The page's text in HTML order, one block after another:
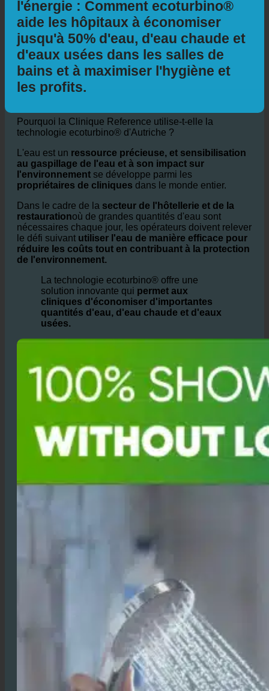
l'énergie : Comment ecoturbino®
aide les hôpitaux à économiser
jusqu'à 50% d'eau, d'eau chaude et
d'eaux usées dans les salles de
bains et à maximiser l'hygiène et
les profits.
Pourquoi la Clinique Reference utilise-t-elle la
technologie ecoturbino® d'Autriche ?
L'eau est un ressource précieuse, et sensibilisation
au gaspillage de l'eau et à son impact sur
l'environnement se développe parmi les
propriétaires de cliniques dans le monde entier.
Dans le cadre de la secteur de l'hôtellerie et de la
restaurationoù de grandes quantités d'eau sont
nécessaires chaque jour, les opérateurs doivent relever
le défi suivant utiliser l'eau de manière efficace pour
réduire les coûts tout en contribuant à la protection
de l'environnement.
La technologie ecoturbino® offre une
solution innovante qui permet aux
cliniques d'économiser d'importantes
quantités d'eau, d'eau chaude et d'eaux
usées.